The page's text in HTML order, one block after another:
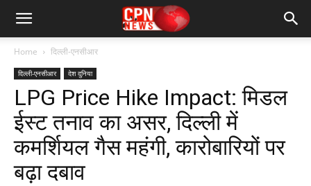
Home दिल्ली-एनसीआर
दिल्ली-एनसीआर देश दुनिया
LPG Price Hike Impact: मिडल
ईस्ट तनाव का असर, दिल्ली में
कमर्शियल गैस महंगी, कारोबारियों पर
बढ़ा दबाव